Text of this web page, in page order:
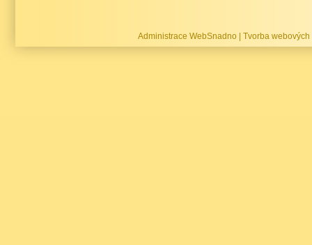
Administrace WebSnadno |Tvorba